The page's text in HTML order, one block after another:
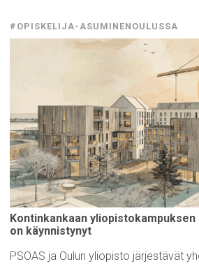
#OPISKELIJA-ASUMINENOULUSSA
Kontinkankaan yliopistokampuksen
on käynnistynyt
PSOAS ja Oulun yliopisto järjestävät